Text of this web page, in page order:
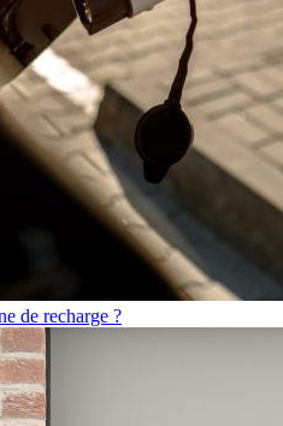
de recharge ?